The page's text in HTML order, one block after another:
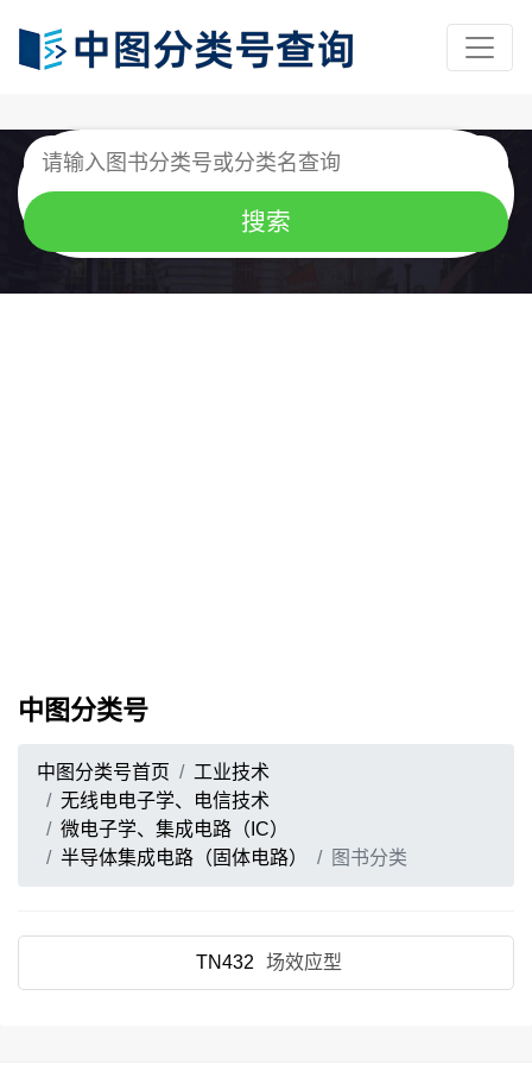
中图分类号
中图分类号首页
工业技术
无线电电子学、电信技术
微电子学、集成电路（IC）
半导体集成电路（固体电路）
图书分类
TN432 场效应型